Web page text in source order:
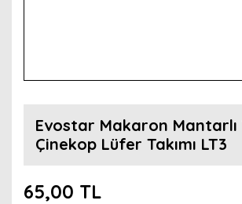
Evostar Makaron Mantarlı
Çinekop Lüfer Takımı LT3
65,00 TL